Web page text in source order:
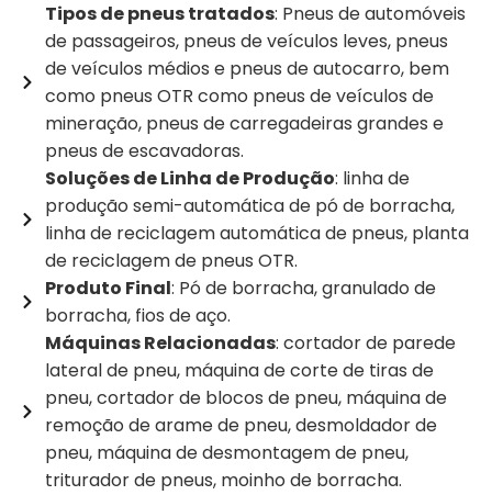
Tipos de pneus tratados: Pneus de automóveis
de passageiros, pneus de veículos leves, pneus
de veículos médios e pneus de autocarro, bem
como pneus OTR como pneus de veículos de
mineração, pneus de carregadeiras grandes e
pneus de escavadoras.
Soluções de Linha de Produção: linha de
produção semi-automática de pó de borracha,
linha de reciclagem automática de pneus, planta
de reciclagem de pneus OTR.
Produto Final: Pó de borracha, granulado de
borracha, fios de aço.
Máquinas Relacionadas: cortador de parede
lateral de pneu, máquina de corte de tiras de
pneu, cortador de blocos de pneu, máquina de
remoção de arame de pneu, desmoldador de
pneu, máquina de desmontagem de pneu,
triturador de pneus, moinho de borracha.